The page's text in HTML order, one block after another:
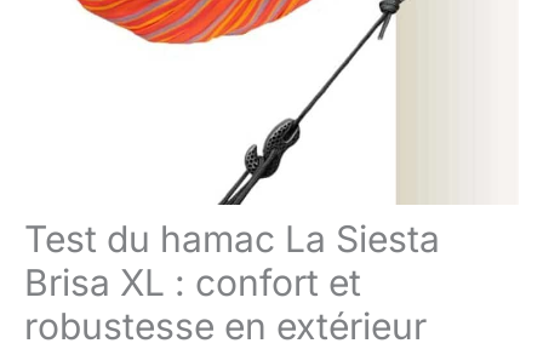
Test du hamac La Siesta
Brisa XL : confort et
robustesse en extérieur